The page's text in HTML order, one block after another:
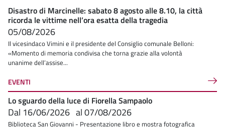
Disastro di Marcinelle: sabato 8 agosto alle 8.10, la città
ricorda le vittime nell’ora esatta della tragedia
05/08/2026
Il vicesindaco Vimini e il presidente del Consiglio comunale Belloni:
«Momento di memoria condivisa che torna grazie alla volontà
unanime dell’assise...
EVENTI
Lo sguardo della luce di Fiorella Sampaolo
Dal 16/06/2026 al07/08/2026
Biblioteca San Giovanni - Presentazione libro e mostra fotografica